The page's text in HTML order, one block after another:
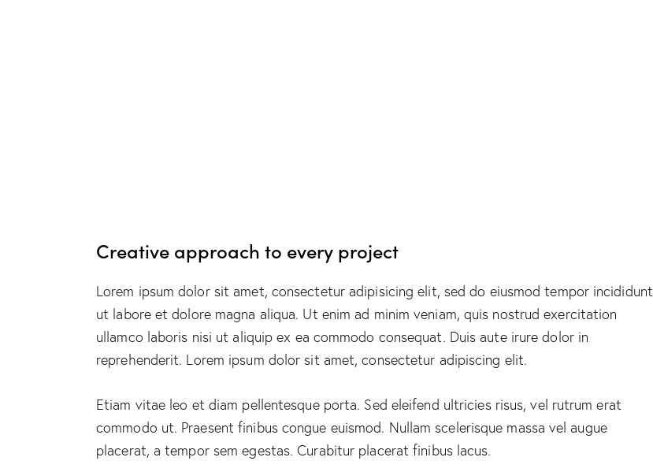
Creative approach to every project
Lorem ipsum dolor sit amet, consectetur adipisicing elit, sed do eiusmod tempor incididunt
ut labore et dolore magna aliqua. Ut enim ad minim veniam, quis nostrud exercitation
ullamco laboris nisi ut aliquip ex ea commodo consequat. Duis aute irure dolor in
reprehenderit. Lorem ipsum dolor sit amet, consectetur adipiscing elit.
Etiam vitae leo et diam pellentesque porta. Sed eleifend ultricies risus, vel rutrum erat
commodo ut. Praesent finibus congue euismod. Nullam scelerisque massa vel augue
placerat, a tempor sem egestas. Curabitur placerat finibus lacus.